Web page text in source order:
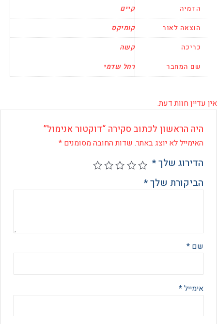
לאור
המחבר
רחל שדמי
חוות דעת.
הראשון לכתוב סקירה “דוקטור אנימול”
לא יוצג באתר.שדות החובה מסומנים*
שלך*
שלך*